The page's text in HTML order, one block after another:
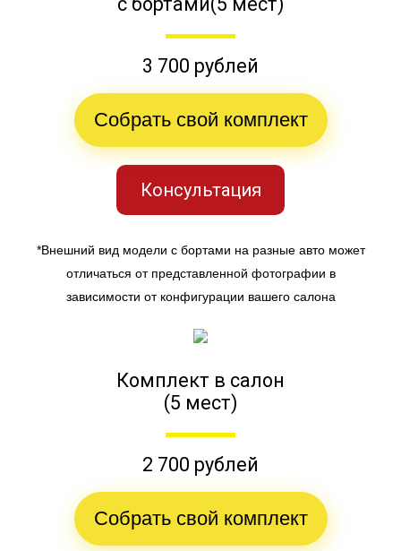
3 700 рублей
Собрать свой комплект
Консультация
*Внешний вид модели с бортами на разные авто может
отличаться от представленной фотографии в
зависимости от конфигурации вашего салона
Комплект в салон
(5 мест)
2 700 рублей
Собрать свой комплект